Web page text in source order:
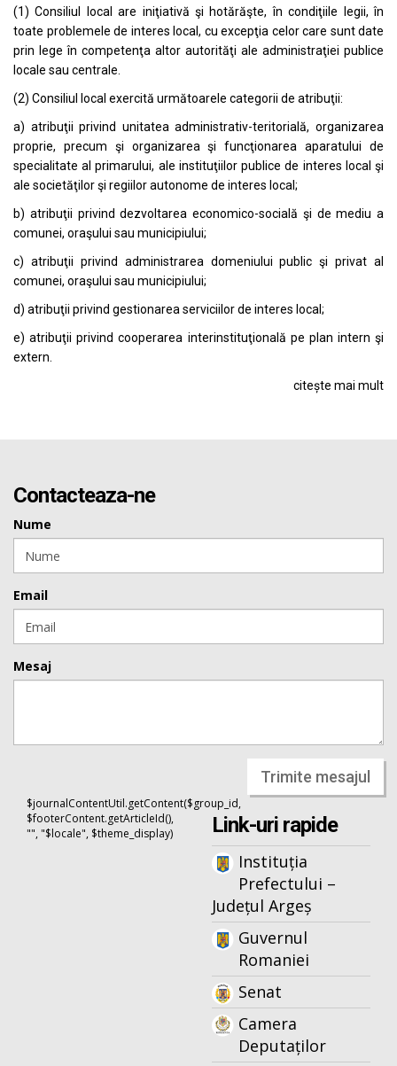
(1) Consiliul local are iniţiativă şi hotărăşte, în condiţiile legii, în
toate problemele de interes local, cu excepţia celor care sunt date
prin lege în competenţa altor autorităţi ale administraţiei publice
locale sau centrale.
(2) Consiliul local exercită următoarele categorii de atribuţii:
a) atribuţii privind unitatea administrativ-teritorială, organizarea
proprie, precum şi organizarea şi funcţionarea aparatului de
specialitate al primarului, ale instituţiilor publice de interes local şi
ale societăţilor şi regiilor autonome de interes local;
b) atribuţii privind dezvoltarea economico-socială şi de mediu a
comunei, oraşului sau municipiului;
c) atribuţii privind administrarea domeniului public şi privat al
comunei, oraşului sau municipiului;
d) atribuţii privind gestionarea serviciilor de interes local;
e) atribuţii privind cooperarea interinstituţională pe plan intern şi
extern.
citește mai mult
Contacteaza-ne
Nume
Email
Mesaj
Trimite mesajul
$journalContentUtil.getContent($group_id,
$footerContent.getArticleId(),
"", "$locale", $theme_display)
Link-uri rapide
Instituția
Prefectului –
Județul Argeș
Guvernul
Romaniei
Senat
Camera
Deputaților